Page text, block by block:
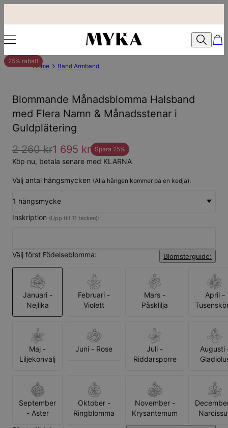
25% rabatt
Home Band Armband
Blommande Månadsblomma Halsband
med Flera Namn & Månadsstenar i
Guldplätering
2 260 kr1 695 kr Spara 25%
Köp nu, betala senare med KLARNA
Välj antal hängsmycken (Alla hängen kommer på en kedja):
1 hängsmycke
Inskription (Upp till 11 tecken):
Välj först Födelseblomma: Blomsterguide:
Januari -
Nejlika
Februari -
Violett
Mars -
Påsklilja
April -
Maj -
Liljekonvalj
Juni - Rose
Juli -
Riddarsporre
Augusti
September
- Aster
Oktober -
Ringblomma
November -
Krysantemum